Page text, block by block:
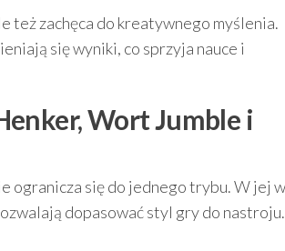
też zachęca do kreatywnego myślenia.
się wyniki, co sprzyja nauce i
Wort Jumble i
ogranicza się do jednego trybu. W jej
dopasować styl gry do